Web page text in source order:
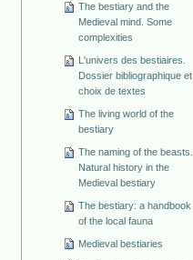
The bestiary and the
Medieval mind. Some
complexities
L'univers des bestiaires.
Dossier bibliographique et
choix de textes
The living world of the
bestiary
The naming of the beasts.
Natural history in the
Medieval bestiary
The bestiary: a handbook
of the local fauna
Medieval bestiaries